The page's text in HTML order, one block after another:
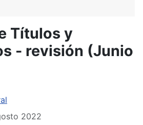
Títulos y
- revisión (Junio
2022